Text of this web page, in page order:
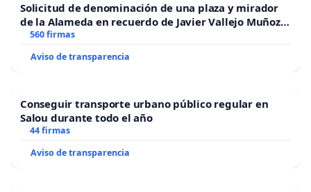
Solicitud de denominación de una plaza y mirador
de la Alameda en recuerdo de Javier Vallejo Muñoz
“Mazinger”
560 firmas
Aviso de transparencia
Conseguir transporte urbano público regular en
Salou durante todo el año
44 firmas
Aviso de transparencia